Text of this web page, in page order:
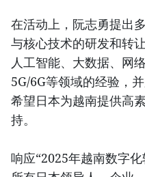
在活动上，阮志勇提出
与核心技术的研发和转
人工智能、大数据、网
5G/6G等领域的经验，
希望日本为越南提供高
持。
响应“2025年越南数字